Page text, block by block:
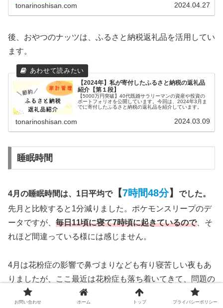
tonarinoshisan.com 2024.04.27
後、おやつのナッツは、ふるさと納税返礼品を活用してい
ます。
【2024年】私が寄付したふるさと納税の返礼品
紹介【第１段】
【5000万円突破】40代既婚サラリーマンの資産や投資の
ポートフォリオを公開しています。今回は、2024年3月ま
でに寄付したふるさと納税の返礼品を紹介しています。
tonarinoshisan.com 2024.03.09
睡眠時間
4月の睡眠時間は、1日平均で【7時間48分】
でした。
先月と比較すると1分減りました。ポケモンスリープのデ
ータですが、 毎日11頃に寝て7時頃に起きているので、そ
れほど間違っている様には感じません。
4月は花粉症の影響で鼻づまりなども有り寝苦しい夜もあ
りましたが、ここ最近は花粉症も落ち着いてきて、問題の
ない睡眠が取れていると思います。今後も減らさないよう
お問い合わせ ホーム トップ プライバシーポリシー